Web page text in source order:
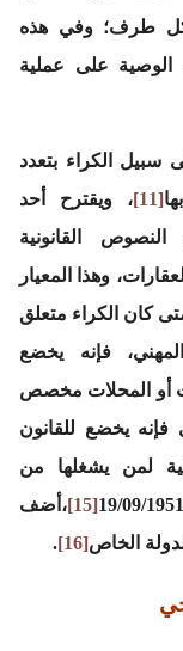
كل طرف؛ وفي هذه
الوصية على عملية
سبيل الكراء بتعدد
[11]
، ويقترح أحد
القانونية
وهذا المعيار
كان الكراء متعلق
فإنه يخضع
أو المحلات مخصص
فإنه يخضع للقانون
لمن يشغلها من
[15]
،أضف
الخاص[16]
.